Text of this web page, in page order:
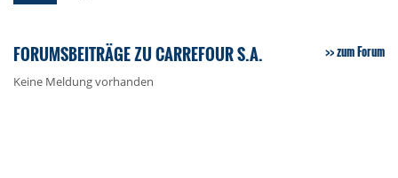
FORUMSBEITRÄGE ZU CARREFOUR S.A. zum Forum
Keine Meldung vorhanden